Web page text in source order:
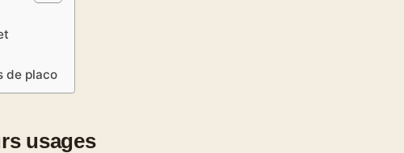
de placo
usages